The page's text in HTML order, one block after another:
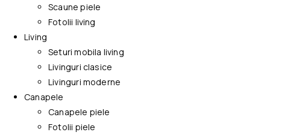
Scaune piele
Fotolii living
Living
Seturi mobila living
Livinguri clasice
Livinguri moderne
Canapele
Canapele piele
Fotolii piele